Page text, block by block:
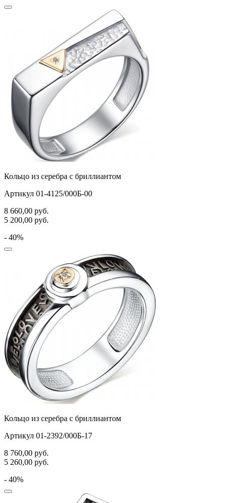
Кольцо из серебра с бриллиантом
Артикул 01-4125/000Б-00
8 660,00 руб.
5 200,00 руб.
- 40%
Кольцо из серебра с бриллиантом
Артикул 01-2392/000Б-17
8 760,00 руб.
5 260,00 руб.
- 40%